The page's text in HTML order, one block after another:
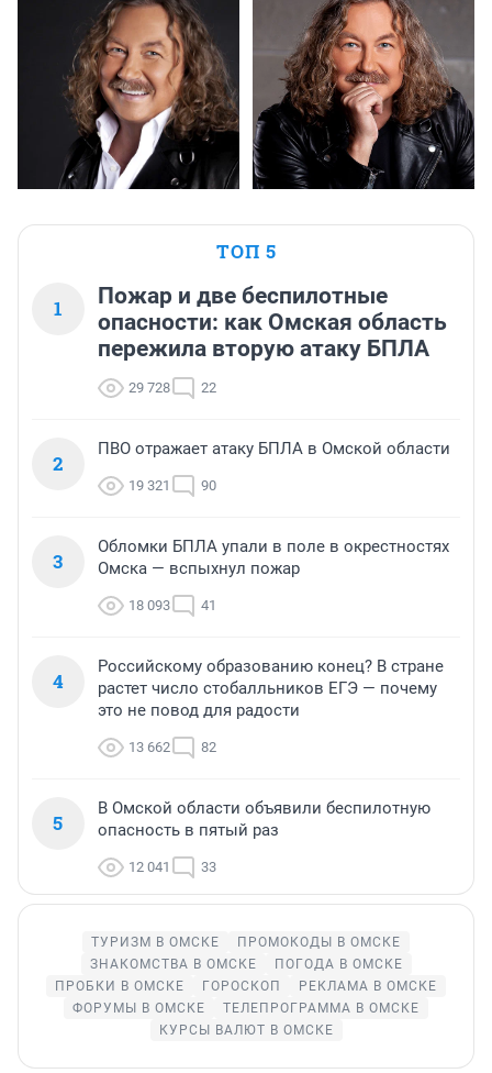
ТОП 5
1
Пожар и две беспилотные
опасности: как Омская область
пережила вторую атаку БПЛА
29 728 22
2
ПВО отражает атаку БПЛА в Омской области
19 321 90
3
Обломки БПЛА упали в поле в окрестностях
Омска — вспыхнул пожар
18 093 41
4
Российскому образованию конец? В стране
растет число стобалльников ЕГЭ — почему
это не повод для радости
13 662 82
5
В Омской области объявили беспилотную
опасность в пятый раз
12 041 33
ТУРИЗМ В ОМСКЕ
ПРОМОКОДЫ В ОМСКЕ
ЗНАКОМСТВА В ОМСКЕ
ПОГОДА В ОМСКЕ
ПРОБКИ В ОМСКЕ
ГОРОСКОП
РЕКЛАМА В ОМСКЕ
ФОРУМЫ В ОМСКЕ
ТЕЛЕПРОГРАММА В ОМСКЕ
КУРСЫ ВАЛЮТ В ОМСКЕ